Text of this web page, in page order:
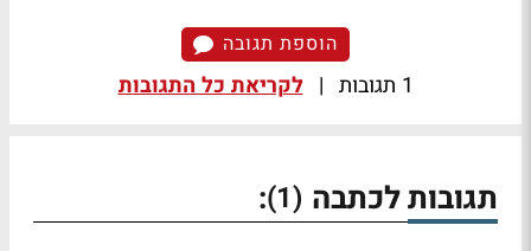
הוספת תגובה
1 תגובות | לקריאת כל התגובות
תגובות לכתבה (1)
: